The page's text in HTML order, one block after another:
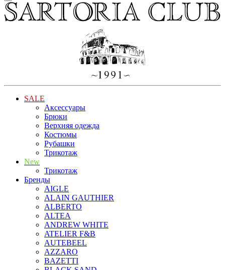
SALE
Аксессуары
Брюки
Верхняя одежда
Костюмы
Рубашки
Трикотаж
New
Трикотаж
Бренды
AIGLE
ALAIN GAUTHIER
ALBERTO
ALTEA
ANDREW WHITE
ATELIER F&B
AUTEBEEL
AZZARO
BAZETTI